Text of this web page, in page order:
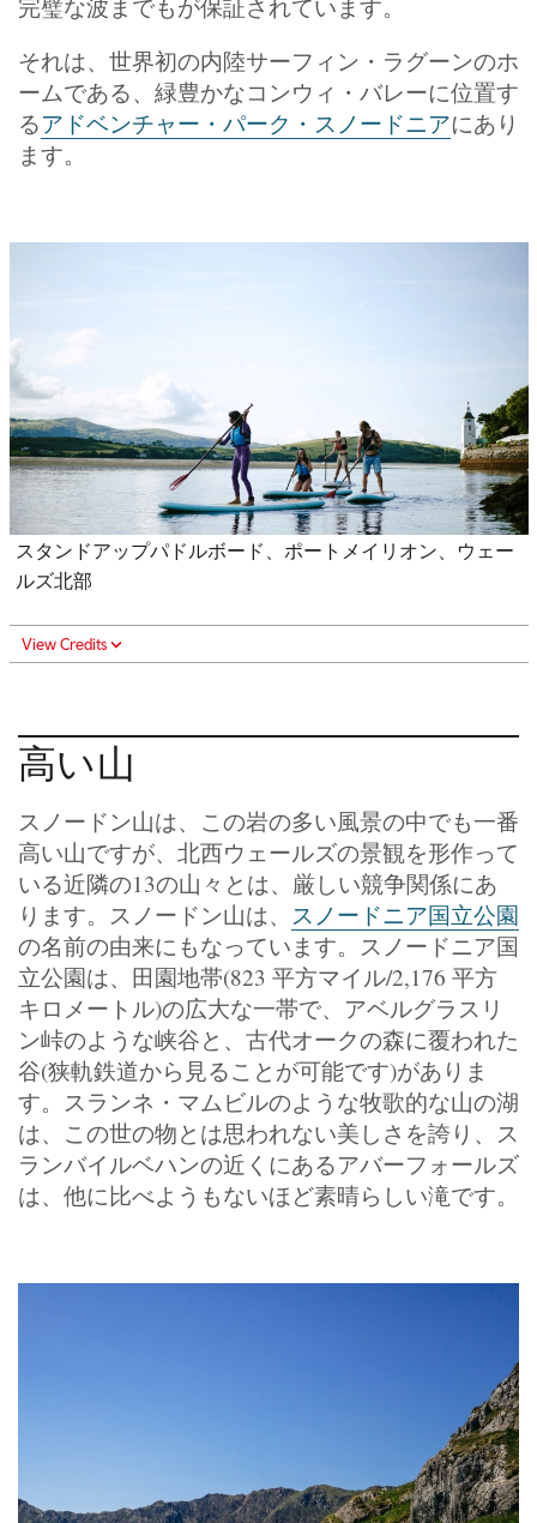
完璧な波までもが保証されています。
それは、世界初の内陸サーフィン・ラグーンのホ
ームである、緑豊かなコンウィ・バレーに位置す
るアドベンチャー・パーク・スノードニアにあり
ます。
スタンドアップパドルボード、ポートメイリオン、ウェー
ルズ北部
View Credits
高い山
スノードン山は、この岩の多い風景の中でも一番
高い山ですが、北西ウェールズの景観を形作って
いる近隣の13の山々とは、厳しい競争関係にあ
ります。スノードン山は、 スノードニア国立公園
の名前の由来にもなっています。スノードニア国
立公園は、田園地帯(823 平方マイル/2,176 平方
キロメートル)の広大な一帯で、アベルグラスリ
ン峠のような峡谷と、古代オークの森に覆われた
谷(狭軌鉄道から見ることが可能です)がありま
す。スランネ・マムビルのような牧歌的な山の湖
は、この世の物とは思われない美しさを誇り、ス
ランバイルベハンの近くにあるアバーフォールズ
は、他に比べようもないほど素晴らしい滝です。